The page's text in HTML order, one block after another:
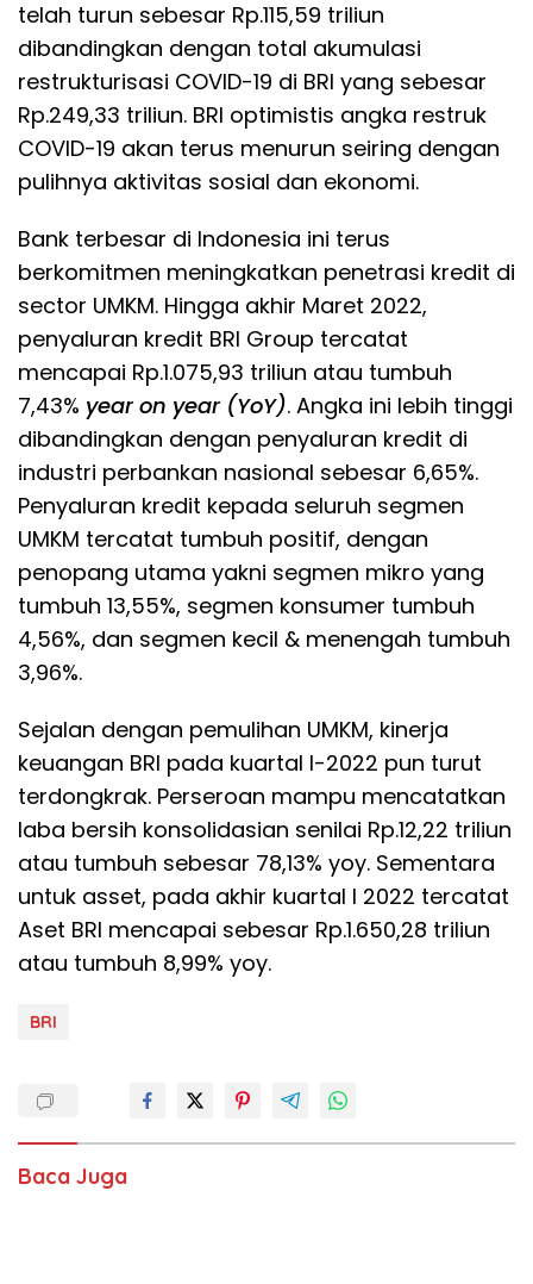
telah turun sebesar Rp.115,59 triliun
dibandingkan dengan total akumulasi
restrukturisasi COVID-19 di BRI yang sebesar
Rp.249,33 triliun. BRI optimistis angka restruk
COVID-19 akan terus menurun seiring dengan
pulihnya aktivitas sosial dan ekonomi.
Bank terbesar di Indonesia ini terus
berkomitmen meningkatkan penetrasi kredit di
sector UMKM. Hingga akhir Maret 2022,
penyaluran kredit BRI Group tercatat
mencapai Rp.1.075,93 triliun atau tumbuh
7,43% year on year (YoY). Angka ini lebih tinggi
dibandingkan dengan penyaluran kredit di
industri perbankan nasional sebesar 6,65%.
Penyaluran kredit kepada seluruh segmen
UMKM tercatat tumbuh positif, dengan
penopang utama yakni segmen mikro yang
tumbuh 13,55%, segmen konsumer tumbuh
4,56%, dan segmen kecil & menengah tumbuh
3,96%.
Sejalan dengan pemulihan UMKM, kinerja
keuangan BRI pada kuartal I-2022 pun turut
terdongkrak. Perseroan mampu mencatatkan
laba bersih konsolidasian senilai Rp.12,22 triliun
atau tumbuh sebesar 78,13% yoy. Sementara
untuk asset, pada akhir kuartal I 2022 tercatat
Aset BRI mencapai sebesar Rp.1.650,28 triliun
atau tumbuh 8,99% yoy.
BRI
Baca Juga